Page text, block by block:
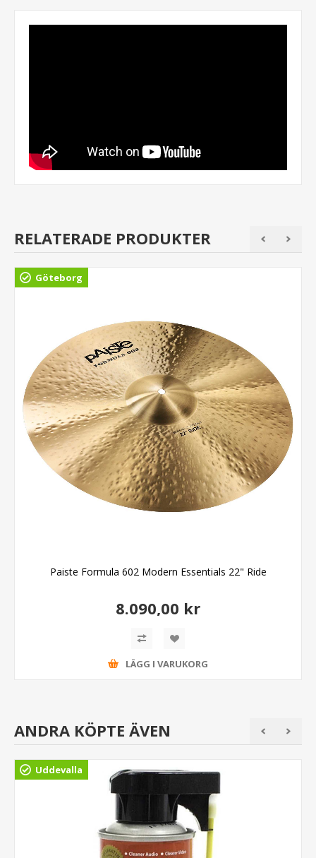
RELATERADE PRODUKTER
Göteborg
Paiste Formula 602 Modern Essentials 22" Ride
8.090,00 kr
LÄGG I VARUKORG
ANDRA KÖPTE ÄVEN
Uddevalla